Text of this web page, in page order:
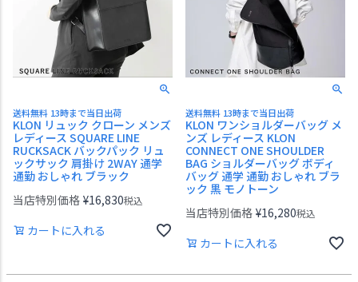
送料無料 13時まで当日出荷
KLON リュック クローン メンズ
レディース SQUARE LINE
RUCKSACK バックパック リュ
ックサック 肩掛け 2WAY 通学
通勤 おしゃれ ブラック
当店特別価格 ¥16,830税込
カートに入れる
送料無料 13時まで当日出荷
KLON ワンショルダーバッグ メ
ンズ レディース KLON
CONNECT ONE SHOULDER
BAG ショルダーバッグ ボディ
バッグ 通学 通勤 おしゃれ ブラ
ック 黒 モノトーン
当店特別価格 ¥16,280税込
カートに入れる